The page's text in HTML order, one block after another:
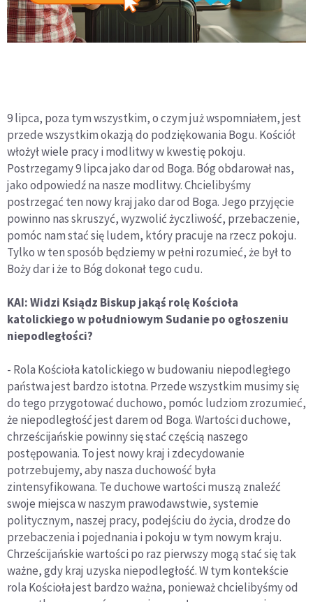
9 lipca, poza tym wszystkim, o czym już wspomniałem, jest
przede wszystkim okazją do podziękowania Bogu. Kościół
włożył wiele pracy i modlitwy w kwestię pokoju.
Postrzegamy 9 lipca jako dar od Boga. Bóg obdarował nas,
jako odpowiedź na nasze modlitwy. Chcielibyśmy
postrzegać ten nowy kraj jako dar od Boga. Jego przyjęcie
powinno nas skruszyć, wyzwolić życzliwość, przebaczenie,
pomóc nam stać się ludem, który pracuje na rzecz pokoju.
Tylko w ten sposób będziemy w pełni rozumieć, że był to
Boży dar i że to Bóg dokonał tego cudu.
KAI: Widzi Ksiądz Biskup jakąś rolę Kościoła
katolickiego w południowym Sudanie po ogłoszeniu
niepodległości?
- Rola Kościoła katolickiego w budowaniu niepodległego
państwa jest bardzo istotna. Przede wszystkim musimy się
do tego przygotować duchowo, pomóc ludziom zrozumieć,
że niepodległość jest darem od Boga. Wartości duchowe,
chrześcijańskie powinny się stać częścią naszego
postępowania. To jest nowy kraj i zdecydowanie
potrzebujemy, aby nasza duchowość była
zintensyfikowana. Te duchowe wartości muszą znaleźć
swoje miejsca w naszym prawodawstwie, systemie
politycznym, naszej pracy, podejściu do życia, drodze do
przebaczenia i pojednania i pokoju w tym nowym kraju.
Chrześcijańskie wartości po raz pierwszy mogą stać się tak
ważne, gdy kraj uzyska niepodległość. W tym kontekście
rola Kościoła jest bardzo ważna, ponieważ chcielibyśmy od